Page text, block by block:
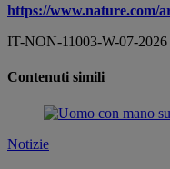
https://www.nature.com/
IT-NON-11003-W-07-2026
Contenuti simili
Notizie